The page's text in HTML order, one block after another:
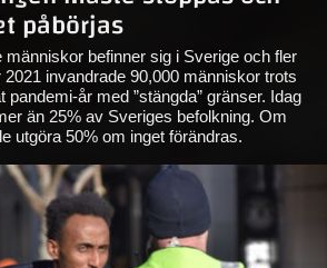
påbörjas
människor befinner sig i Sverige och fler
invandrade 90,000 människor trots
pandemi-år med ”stängda” gränser. Idag
än 25% av Sveriges befolkning. Om
utgöra 50% om inget förändras.